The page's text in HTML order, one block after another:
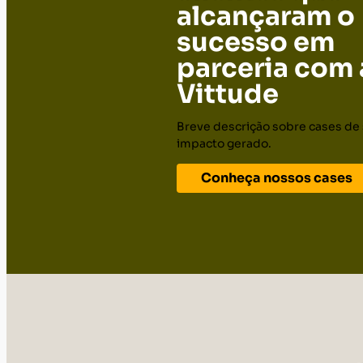
alcançaram o
sucesso em
parceria com
Vittude
Breve descrição sobre cases de
impacto gerado.
Conheça nossos cases